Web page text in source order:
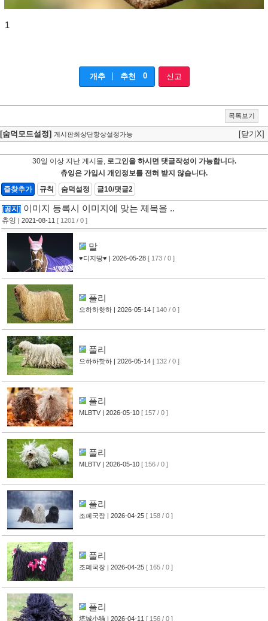
1
개추 | 추천 0 신고
목록보기
[숨덕모드설정] 게시판최상단항상설정가능 [닫기X]
30일 이상 지난 게시물,
로그인을 하시면 댓글작성이 가능합니다.
츄잉은 가입시 개인정보를 전혀 받지 않습니다.
즐찾추가
규칙 숨덕설정 글10/댓글2
[공지] 이미지 등록시 이미지에 맞는 제목을 ..
츄잉 | 2021-08-11 [ 1201 / 0 ]
말
♥디지땅♥ | 2026-05-28 [ 173 / 0 ]
풀리
으하하핫하 | 2026-05-14 [ 140 / 0 ]
풀리
으하하핫하 | 2026-05-14 [ 132 / 0 ]
풀리
MLBTV | 2026-05-10 [ 157 / 0 ]
풀리
MLBTV | 2026-05-10 [ 156 / 0 ]
풀리
조폐국장 | 2026-04-25 [ 158 / 0 ]
풀리
조폐국장 | 2026-04-25 [ 165 / 0 ]
풀리
塔城小猫 | 2026-04-11 [ 156 / 0 ]